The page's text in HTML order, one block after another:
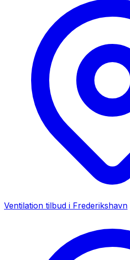
Ventilation tilbud i Frederikshavn